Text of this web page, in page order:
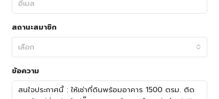
สถานะสมาชิก
เลือก
ข้อความ